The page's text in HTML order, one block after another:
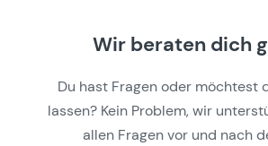
Wir beraten dich
Du hast Fragen oder möchtest
lassen? Kein Problem, wir
allen Fragen vor und nach